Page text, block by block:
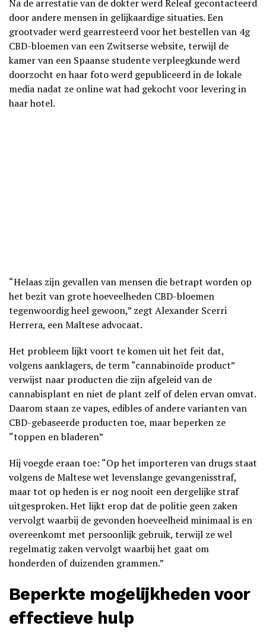
Na de arrestatie van de dokter werd Releaf gecontacteerd
door andere mensen in gelijkaardige situaties. Een
grootvader werd gearresteerd voor het bestellen van 4g
CBD-bloemen van een Zwitserse website, terwijl de
kamer van een Spaanse studente verpleegkunde werd
doorzocht en haar foto werd gepubliceerd in de lokale
media nadat ze online wat had gekocht voor levering in
haar hotel.
“Helaas zijn gevallen van mensen die betrapt worden op
het bezit van grote hoeveelheden CBD-bloemen
tegenwoordig heel gewoon,” zegt Alexander Scerri
Herrera, een Maltese advocaat.
Het probleem lijkt voort te komen uit het feit dat,
volgens aanklagers, de term “cannabinoïde product”
verwijst naar producten die zijn afgeleid van de
cannabisplant en niet de plant zelf of delen ervan omvat.
Daarom staan ze vapes, edibles of andere varianten van
CBD-gebaseerde producten toe, maar beperken ze
“toppen en bladeren”
Hij voegde eraan toe: “Op het importeren van drugs staat
volgens de Maltese wet levenslange gevangenisstraf,
maar tot op heden is er nog nooit een dergelijke straf
uitgesproken. Het lijkt erop dat de politie geen zaken
vervolgt waarbij de gevonden hoeveelheid minimaal is en
overeenkomt met persoonlijk gebruik, terwijl ze wel
regelmatig zaken vervolgt waarbij het gaat om
honderden of duizenden grammen.”
Beperkte mogelijkheden voor
effectieve hulp